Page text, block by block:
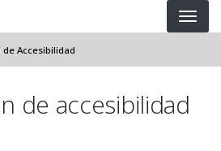
principal
Accesibilidad
de accesibilidad